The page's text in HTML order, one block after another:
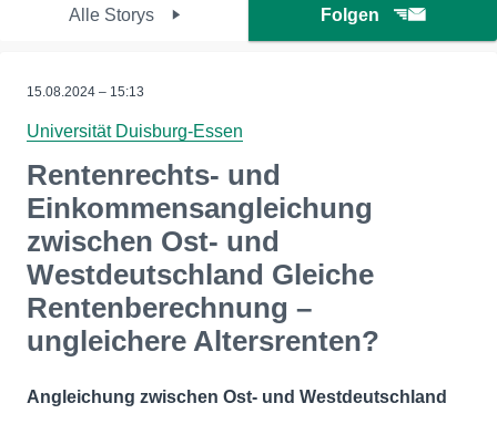
Alle Storys Folgen
15.08.2024 – 15:13
Universität Duisburg-Essen
Rentenrechts- und
Einkommensangleichung
zwischen Ost- und
Westdeutschland ​Gleiche
Rentenberechnung –
ungleichere Altersrenten?
Angleichung zwischen Ost- und Westdeutschland